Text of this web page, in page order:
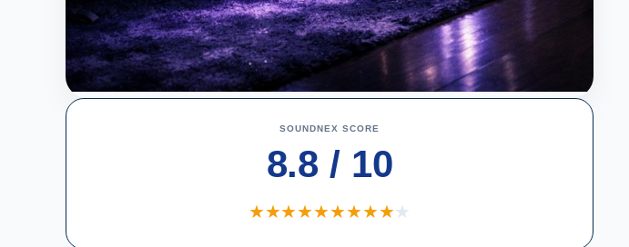
SOUNDNEX SCORE
8.8 / 10
★★★★★★★★★★